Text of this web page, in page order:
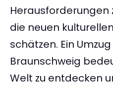
Herausforderungen
die neuen
schätzen. Ein
Braunschweig
Welt zu entdecken